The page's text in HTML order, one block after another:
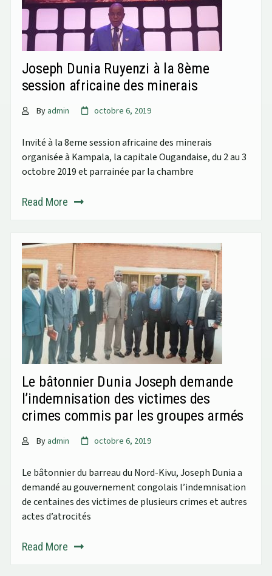
Joseph Dunia Ruyenzi à la 8ème
session africaine des minerais
By admin octobre 6, 2019
Invité à la 8eme session africaine des minerais
organisée à Kampala, la capitale Ougandaise, du 2 au 3
octobre 2019 et parrainée par la chambre
Read More
Le bâtonnier Dunia Joseph demande
l’indemnisation des victimes des
crimes commis par les groupes armés
By admin octobre 6, 2019
Le bâtonnier du barreau du Nord-Kivu, Joseph Dunia a
demandé au gouvernement congolais l’indemnisation
de centaines des victimes de plusieurs crimes et autres
actes d’atrocités
Read More